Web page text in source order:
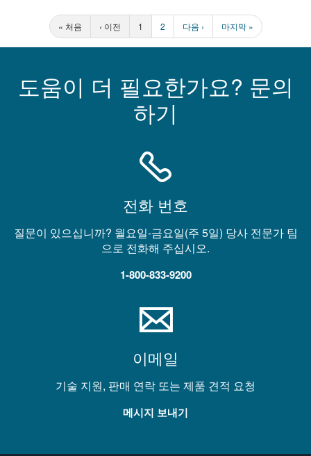
« 처음 ‹ 이전 1 2 다음 › 마지막 »
도움이 더 필요한가요? 문의
하기
전화 번호
질문이 있으십니까? 월요일-금요일(주 5일) 당사 전문가 팀
으로 전화해 주십시오.
1-800-833-9200
이메일
기술 지원, 판매 연락 또는 제품 견적 요청
메시지 보내기